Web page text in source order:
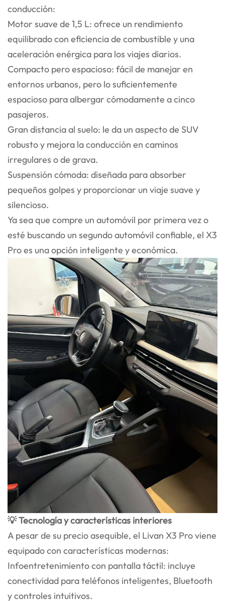
conducción:
Motor suave de 1,5 L: ofrece un rendimiento
equilibrado con eficiencia de combustible y una
aceleración enérgica para los viajes diarios.
Compacto pero espacioso: fácil de manejar en
entornos urbanos, pero lo suficientemente
espacioso para albergar cómodamente a cinco
pasajeros.
Gran distancia al suelo: le da un aspecto de SUV
robusto y mejora la conducción en caminos
irregulares o de grava.
Suspensión cómoda: diseñada para absorber
pequeños golpes y proporcionar un viaje suave y
silencioso.
Ya sea que compre un automóvil por primera vez o
esté buscando un segundo automóvil confiable, el X3
Pro es una opción inteligente y económica.
💡 Tecnología y características interiores
A pesar de su precio asequible, el Livan X3 Pro viene
equipado con características modernas:
Infoentretenimiento con pantalla táctil: incluye
conectividad para teléfonos inteligentes, Bluetooth
y controles intuitivos.